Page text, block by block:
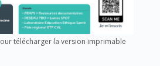
télécharger la version imprimable